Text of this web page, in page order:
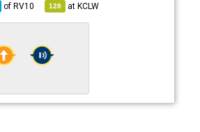
ofRV10 128 atKCLW